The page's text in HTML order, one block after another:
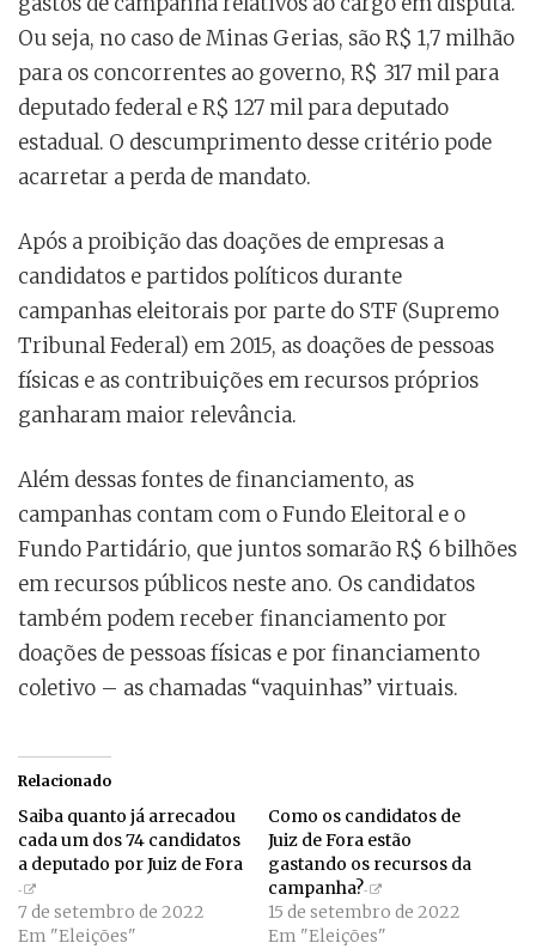
Ou seja, no caso de Minas Gerias, são R$ 1,7 milhão
para os concorrentes ao governo, R$ 317 mil para
deputado federal e R$ 127 mil para deputado
estadual. O descumprimento desse critério pode
acarretar a perda de mandato.
Após a proibição das doações de empresas a
candidatos e partidos políticos durante
campanhas eleitorais por parte do STF (Supremo
Tribunal Federal) em 2015, as doações de pessoas
físicas e as contribuições em recursos próprios
ganharam maior relevância.
Além dessas fontes de financiamento, as
campanhas contam com o Fundo Eleitoral e o
Fundo Partidário, que juntos somarão R$ 6 bilhões
em recursos públicos neste ano. Os candidatos
também podem receber financiamento por
doações de pessoas físicas e por financiamento
coletivo – as chamadas “vaquinhas” virtuais.
Relacionado
Saiba quanto já arrecadou
cada um dos 74 candidatos
a deputado por Juiz de Fora
7 de setembro de 2022
Em "Eleições"
Como os candidatos de
Juiz de Fora estão
gastando os recursos da
campanha?
15 de setembro de 2022
Em "Eleições"